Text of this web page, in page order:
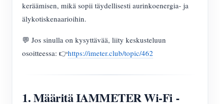
keräämisen, mikä sopii täydellisesti aurinkoenergia- ja
älykotiskenaarioihin.
💬 Jos sinulla on kysyttävää, liity keskusteluun
osoitteessa: 👉https://imeter.club/topic/462
1. Määritä IAMMETER Wi-Fi -